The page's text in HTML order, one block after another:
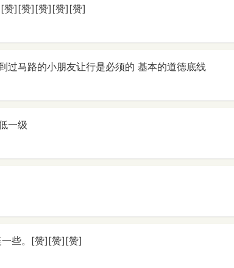
赞][赞][赞][赞][赞]
过马路的小朋友让行是必须的 基本的道德底线
一级
一些。[赞][赞][赞]